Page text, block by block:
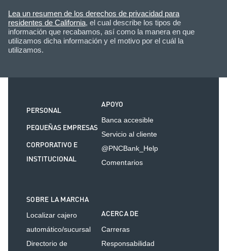
Lea un resumen de los derechos de privacidad para
residentes de California, el cual describe los tipos de
información que recabamos, así como la manera en que
utilizamos dicha información y el motivo por el cuál la
utilizamos.
PERSONAL
PEQUEÑAS EMPRESAS
CORPORATIVO E
INSTITUCIONAL
APOYO
Banca accesible
Servicio al cliente
@PNCBank_Help
Comentarios
SOBRE LA MARCHA
Localizar cajero
automático/sucursal
Directorio de
ACERCA DE
Carreras
Responsabilidad